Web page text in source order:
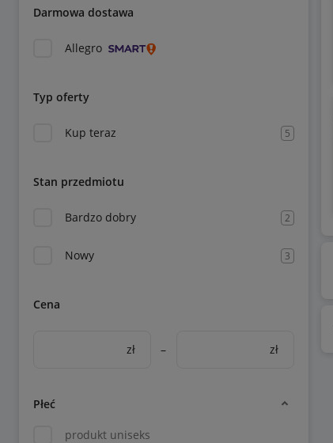
Darmowa dostawa
Allegro
Typ oferty
Kup teraz 5
Stan przedmiotu
Bardzo dobry 2
Nowy 3
Cena
zł – zł
Płeć
produkt uniseks